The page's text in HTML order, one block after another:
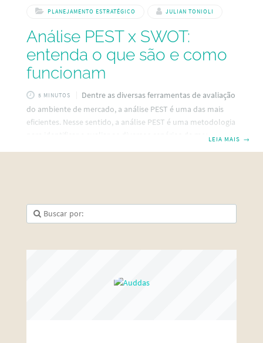
PLANEJAMENTO ESTRATÉGICO JULIAN TONIOLI
Análise PEST x SWOT:
entenda o que são e como
funcionam
5 MINUTOS
Dentre as diversas ferramentas de avaliação
do ambiente de mercado, a análise PEST é uma das mais
eficientes. Nesse sentido, a análise PEST é uma metodologia
para identificar e avaliar os diversos cenários de mercado. A
interferir no
LEIA MAIS →